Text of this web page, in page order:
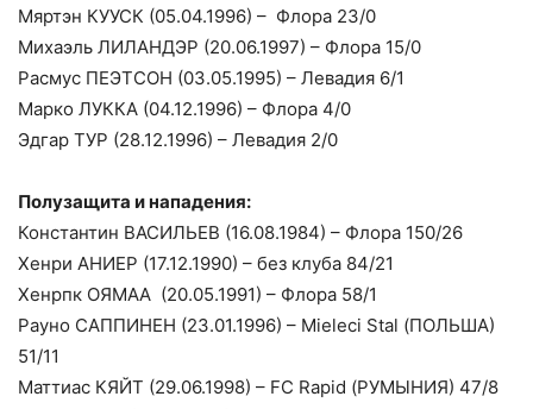
Мяртэн КУУСК (05.04.1996) – Флора 23/0
Михаэль ЛИЛАНДЭР (20.06.1997) – Флора 15/0
Расмус ПЕЭТСОН (03.05.1995) – Левадия 6/1
Марко ЛУККА (04.12.1996) – Флора 4/0
Эдгар ТУР (28.12.1996) – Левадия 2/0
Полузащита и нападения:
Константин ВАСИЛЬЕВ (16.08.1984) – Флора 150/26
Хенри АНИЕР (17.12.1990) – без клуба 84/21
Хенрпк ОЯМАА (20.05.1991) – Флора 58/1
Рауно САППИНЕН (23.01.1996) – Mieleci Stal (ПОЛЬША)
51/11
Маттиас КЯЙТ (29.06.1998) – FC Rapid (РУМЫНИЯ) 47/8